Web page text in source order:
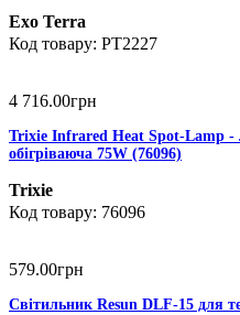
Exo Terra
PT2227
4 716.00грн
Trixie Infrared Heat Spot-Lamp -
обігріваюча 75W (76096)
Trixie
76096
579.00грн
Світильник Resun DLF-15 для